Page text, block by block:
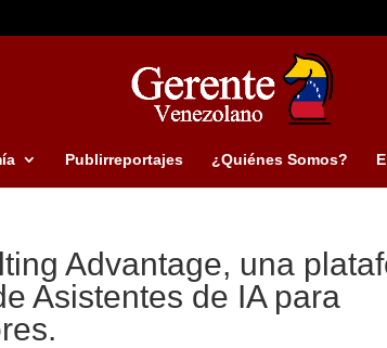
Publirreportajes ¿Quiénes Somos?
Advantage, una
Asistentes de IA para